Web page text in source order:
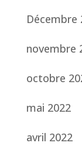
Décembre
novembre
octobre
mai 2022
avril 2022